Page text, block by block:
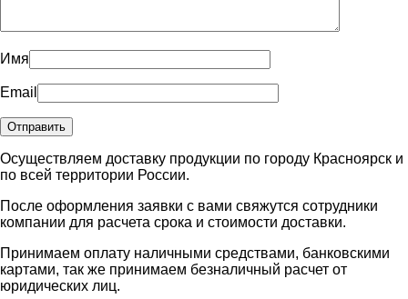
Имя
Email
Осуществляем доставку продукции по городу Красноярск и
по всей территории России.
После оформления заявки с вами свяжутся сотрудники
компании для расчета срока и стоимости доставки.
Принимаем оплату наличными средствами, банковскими
картами, так же принимаем безналичный расчет от
юридических лиц.